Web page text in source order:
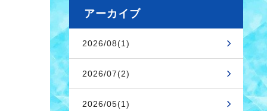
アーカイブ
2026/08(1)
2026/07(2)
2026/05(1)